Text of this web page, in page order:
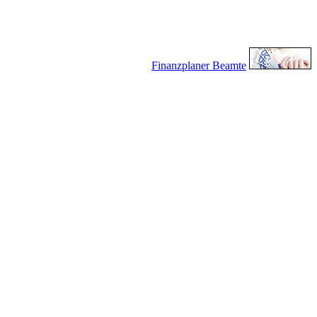
Finanzplaner Beamte